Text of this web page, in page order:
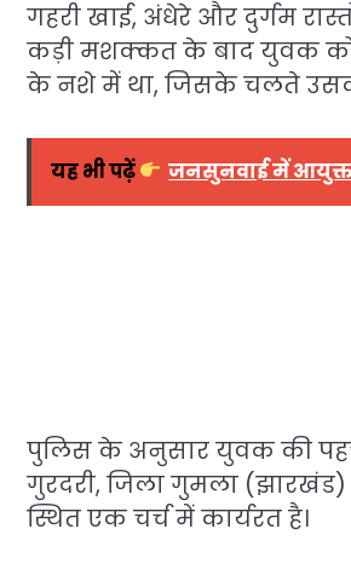
गहरी खाई, अंधेरे और दुर्गम
कड़ी मशक्कत के बाद युवक को
के नशे में था, जिसके चलते
यह भी पढ़ें जनसुनवाई में आयुक्त
पुलिस के अनुसार युवक की
गुरदरी, जिला गुमला
स्थित एक चर्च में कार्यरत है।